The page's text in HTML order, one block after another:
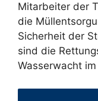
Mitarbeiter der
die
Sicherheit der
sind die
Wasserwacht